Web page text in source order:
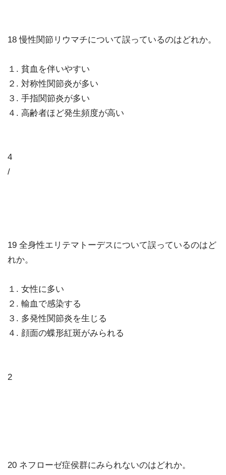
18 慢性関節リウマチについて誤っているのはどれか。
１. 貧血を伴いやすい
２. 対称性関節炎が多い
３. 手指関節炎が多い
４. 高齢者ほど発生頻度が高い
4
/
19 全身性エリテマトーデスについて誤っているのはど
れか。
１. 女性に多い
２. 輸血で感染する
３. 多発性関節炎を生じる
４. 顔面の蝶形紅斑がみられる
2
20 ネフローゼ症侯群にみられないのはどれか。